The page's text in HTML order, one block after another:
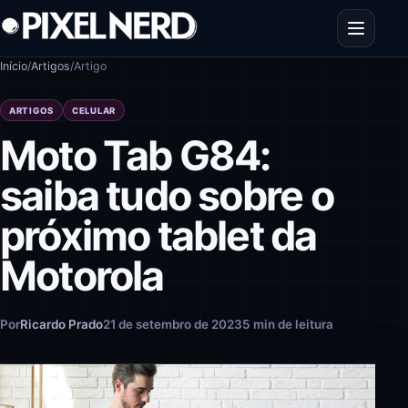
Pular para o conteúdo
Abrir
Início/Artigos/Artigo
ARTIGOS CELULAR
Moto Tab G84:
saiba tudo sobre o
próximo tablet da
Motorola
PorRicardo Prado21 de setembro de 20235 min de leitura